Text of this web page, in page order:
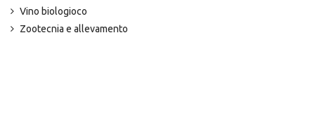
Vino biologioco
Zootecnia e allevamento